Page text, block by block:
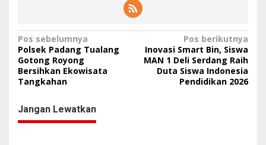
N
a
v
g
a
Pos sebelumnya
Polsek Padang Tualang
Gotong Royong
Bersihkan Ekowisata
Tangkahan
Pos berikutnya
Inovasi Smart Bin, Siswa
MAN 1 Deli Serdang Raih
Duta Siswa Indonesia
Pendidikan 2026
Jangan Lewatkan